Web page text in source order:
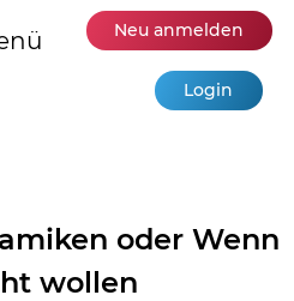
Neu anmelden
Login
oder Wenn
wollen